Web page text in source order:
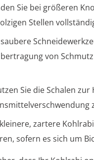
Sie bei größeren
Stellen
von
Sie die Schalen
zartere
sofern es sich um